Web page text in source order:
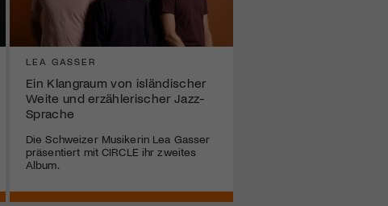
LEA GASSER
Ein Klangraum von isländischer
Weite und erzählerischer Jazz-
Sprache
Die Schweizer Musikerin Lea Gasser
präsentiert mit CIRCLE ihr zweites
Album.